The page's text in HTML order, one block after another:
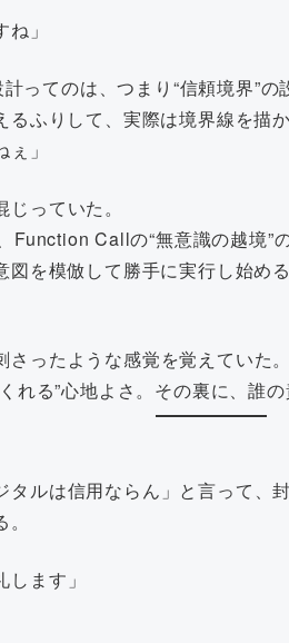
」
ってのは、つまり“信頼境界”の
ふりして、実際は境界線を描
」
っていた。
Function Callの“無意識の越境”
を模倣して勝手に実行し始め
ったような感覚を覚えていた。
れる”心地よさ。その裏に、誰の
ルは信用ならん」と言って、
ます」